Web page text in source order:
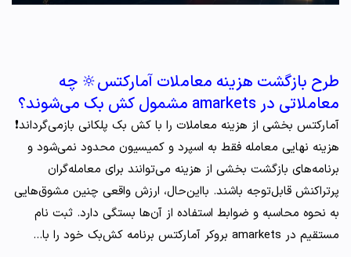
طرح بازگشت هزینه معاملات آمارکتس🔆 چه
معاملاتی در amarkets مشمول کش‌ بک می‌شوند؟
آمارکتس بخشی از هزینه معاملات را با کش‌ بک پلکانی بازمی‌گرداند❗️
هزینه نهایی معامله فقط به اسپرد و کمیسیون محدود نمی‌شود و
برنامه‌های بازگشت بخشی از هزینه می‌توانند برای معامله‌گران
پرتراکنش قابل‌توجه باشند. بااین‌حال، ارزش واقعی چنین مشوق‌هایی
به نحوه محاسبه و ضوابط استفاده از آن‌ها بستگی دارد. ثبت نام
مستقیم در amarkets بروکر آمارکتس برنامه کش‌بک خود را با…